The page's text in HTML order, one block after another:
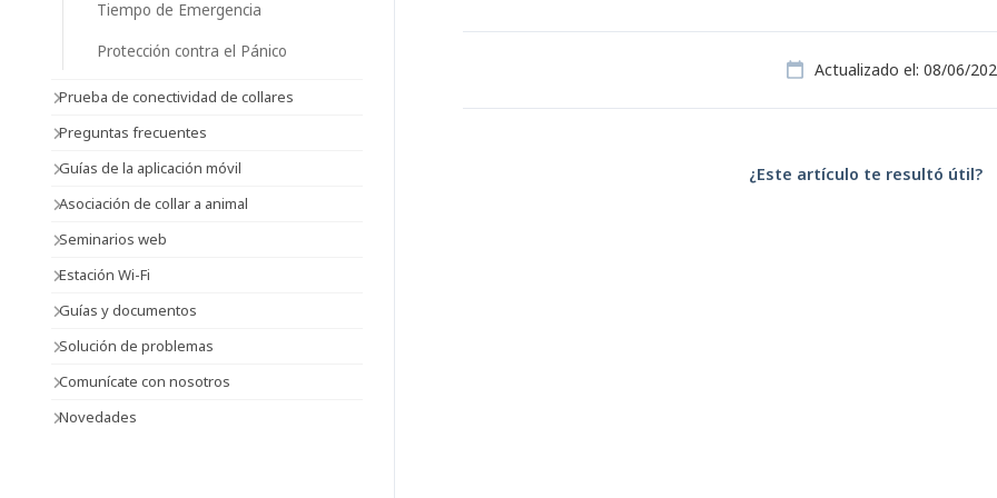
Tiempo de Emergencia
Protección contra el Pánico
Prueba de conectividad de collares
Preguntas frecuentes
Guías de la aplicación móvil
Asociación de collar a animal
Seminarios web
Estación Wi-Fi
Guías y documentos
Solución de problemas
Comunícate con nosotros
Novedades
Actualizado el: 08/06/
¿Este artículo te resultó útil?